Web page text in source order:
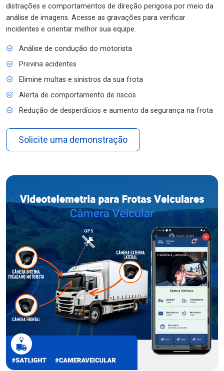
distrações e comportamentos de direção perigosa por meio da
análise de imagens. Acesse as gravações para verificar
incidentes e orientar melhor sua equipe.
Análise de condução do motorista
Previna acidentes
Elimine multas e sinistros da sua frota
Alerta de comportamento de riscos
Redução de desperdícios e aumento da segurança na frota
Solicite uma demonstração